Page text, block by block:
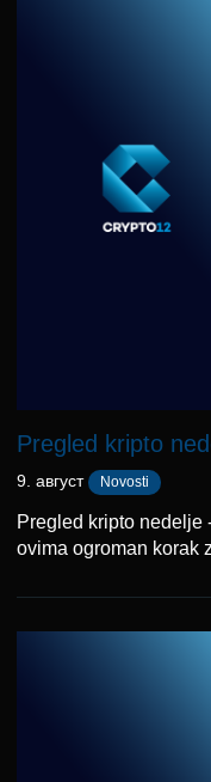
Pregled kripto
9. август Novosti
Pregled kripto nedelje
ovima ogroman korak